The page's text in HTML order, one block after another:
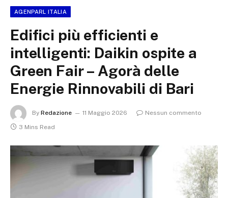
AGENPARL ITALIA
Edifici più efficienti e
intelligenti: Daikin ospite a
Green Fair – Agorà delle
Energie Rinnovabili di Bari
By Redazione 11 Maggio 2026
Nessun commento
3 Mins Read